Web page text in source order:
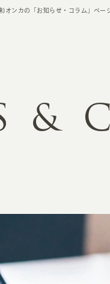
オンカの「お知らせ・コラム」ペー
&